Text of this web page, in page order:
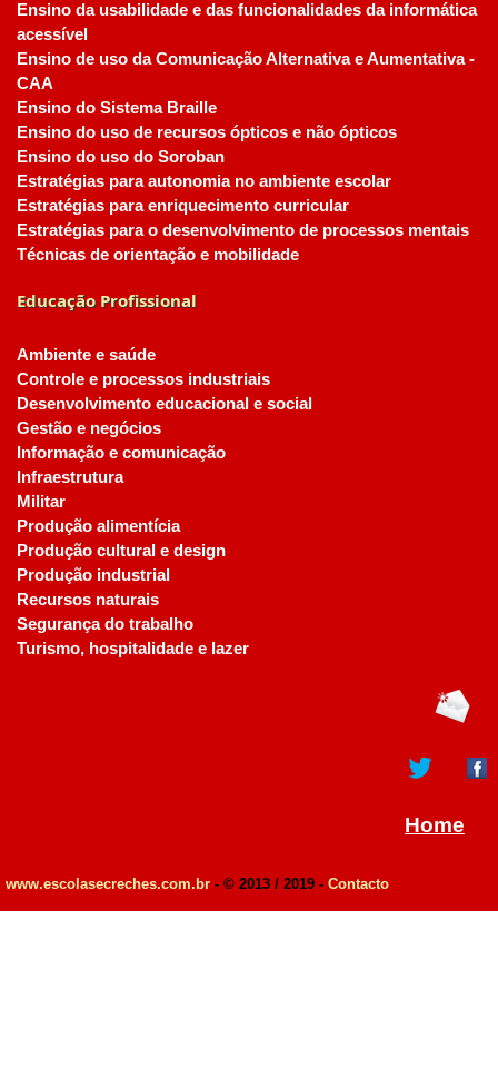
Ensino da usabilidade e das funcionalidades da informática
acessível
Ensino de uso da Comunicação Alternativa e Aumentativa -
CAA
Ensino do Sistema Braille
Ensino do uso de recursos ópticos e não ópticos
Ensino do uso do Soroban
Estratégias para autonomia no ambiente escolar
Estratégias para enriquecimento curricular
Estratégias para o desenvolvimento de processos mentais
Técnicas de orientação e mobilidade
Educação Profissional
Ambiente e saúde
Controle e processos industriais
Desenvolvimento educacional e social
Gestão e negócios
Informação e comunicação
Infraestrutura
Militar
Produção alimentícia
Produção cultural e design
Produção industrial
Recursos naturais
Segurança do trabalho
Turismo, hospitalidade e lazer
Home
www.escolasecreches.com.br - © 2013 / 2019 - Contacto